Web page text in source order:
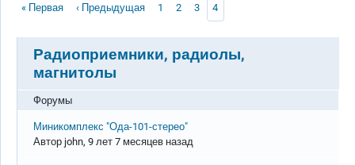
Первая страница
« Первая Предыдущая страница
‹ Предыдущая Page
1 Page
2 Page
3 Текущая страница
4
Радиоприемники, радиолы,
магнитолы
Форумы
Обычная тема
Миникомплекс "Ода-101-стерео"
Автор john, 9 лет 7 месяцев назад